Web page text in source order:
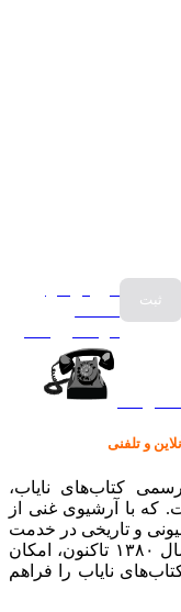
فروش انواع
و تلفنی
کتاب‌های نایاب،
که با آرشیوی غنی از
و تاریخی در خدمت
دوست‌داران فرهنگ و ادب هستیم ما از سال ۱۳۸۰ تاکنون، امکان
نایاب را فراهم